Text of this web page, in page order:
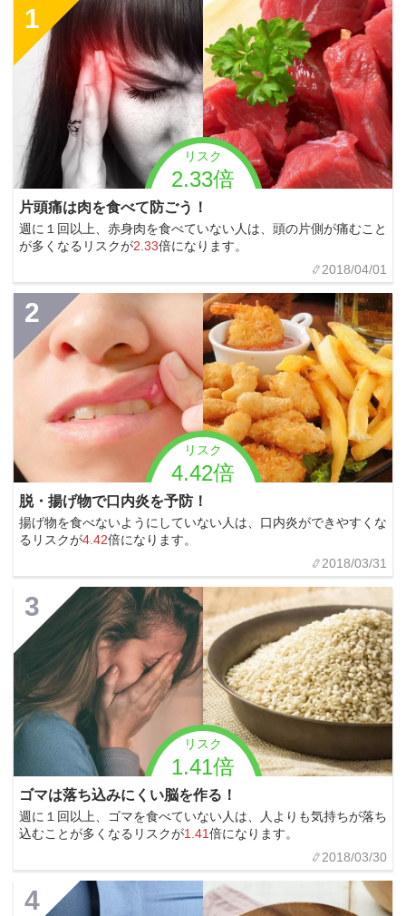
リスク
2.33倍
1
片頭痛は肉を食べて防ごう！
週に１回以上、赤身肉を食べていない人は、頭の片側が痛むこと
が多くなるリスクが2.33倍になります。
2018/04/01
リスク
4.42倍
2
脱・揚げ物で口内炎を予防！
揚げ物を食べないようにしていない人は、口内炎ができやすくな
るリスクが4.42倍になります。
2018/03/31
リスク
1.41倍
3
ゴマは落ち込みにくい脳を作る！
週に１回以上、ゴマを食べていない人は、人よりも気持ちが落ち
込むことが多くなるリスクが1.41倍になります。
2018/03/30
4